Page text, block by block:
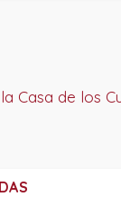
Casa de los